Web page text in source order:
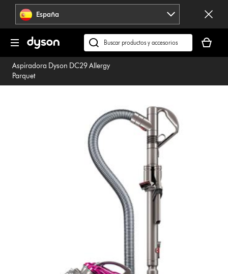
Omitir
navegación España
Buscar
en
dyson.es
cesta
está
Aspiradora Dyson DC29 Allergy
Parquet